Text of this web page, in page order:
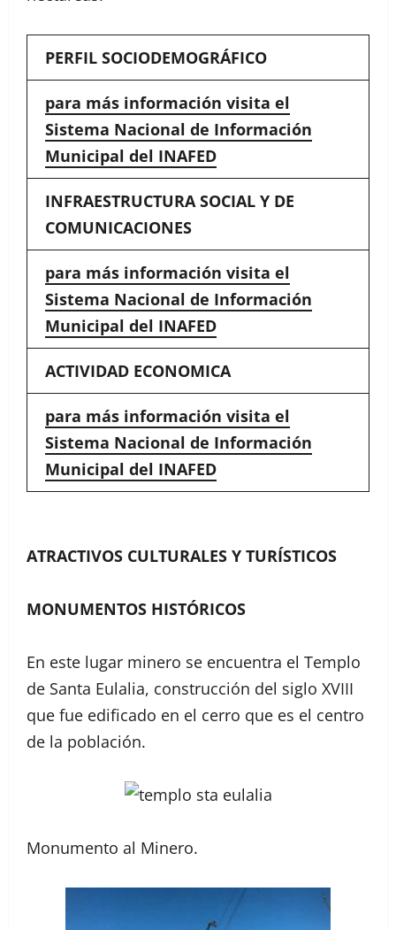
PERFIL SOCIODEMOGRÁFICO
para más información visita el
Sistema Nacional de Información
Municipal del INAFED
INFRAESTRUCTURA SOCIAL Y DE
COMUNICACIONES
para más información visita el
Sistema Nacional de Información
Municipal del INAFED
ACTIVIDAD ECONOMICA
para más información visita el
Sistema Nacional de Información
Municipal del INAFED
ATRACTIVOS CULTURALES Y TURÍSTICOS
MONUMENTOS HISTÓRICOS
En este lugar minero se encuentra el Templo
de Santa Eulalia, construcción del siglo XVIII
que fue edificado en el cerro que es el centro
de la población.
Monumento al Minero.